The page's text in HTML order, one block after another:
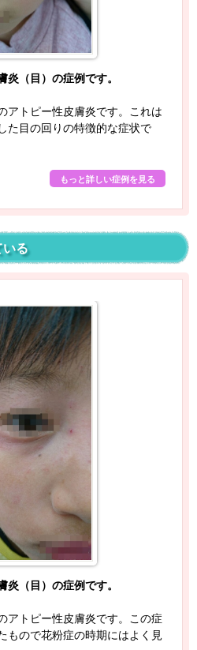
炎（目）の症例です。
アトピー性皮膚炎です。これは
た目の回りの特徴的な症状で
もっと詳しい症例を見る
いる
炎（目）の症例です。
アトピー性皮膚炎です。この症
もので花粉症の時期にはよく見